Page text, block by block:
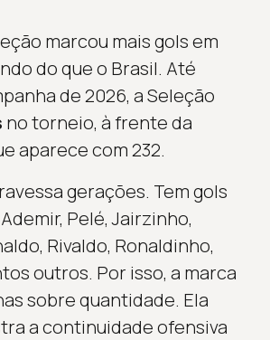
marcou mais gols em
do que o Brasil. Até
de 2026, a Seleção
no torneio, à frente da
aparece com 232.
gerações. Tem gols
Pelé, Jairzinho,
Rivaldo, Ronaldinho,
outros. Por isso, a marca
sobre quantidade. Ela
a continuidade ofensiva